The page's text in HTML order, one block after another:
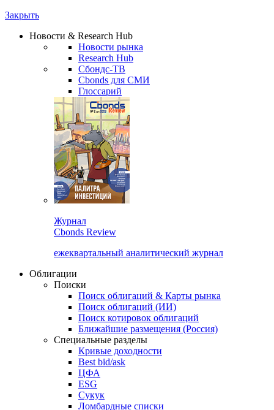
Закрыть
Новости & Research Hub
Новости рынка
Research Hub
Сбондс-ТВ
Cbonds для СМИ
Глоссарий
Журнал
Cbonds Review
ежеквартальный аналитический журнал
Облигации
Поиски
Поиск облигаций & Карты рынка
Поиск облигаций (ИИ)
Поиск котировок облигаций
Ближайшие размещения (Россия)
Специальные разделы
Кривые доходности
Best bid/ask
ЦФА
ESG
Сукук
Ломбардные списки